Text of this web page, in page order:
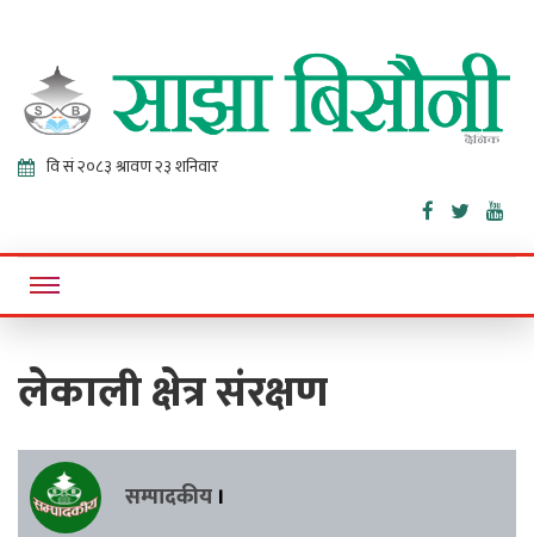
Sajha
Bisaunee
Online News Portal
लेकाली क्षेत्र संरक्षण
सम्पादकीय ।